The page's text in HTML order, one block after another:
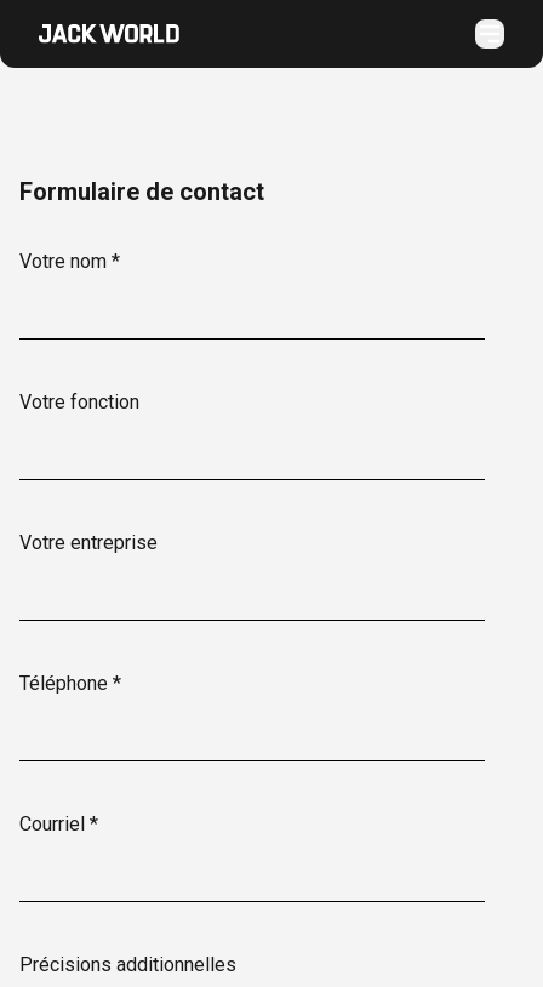
Formulaire de contact
Votre nom *
Votre fonction
Votre entreprise
Téléphone *
Courriel *
Précisions additionnelles